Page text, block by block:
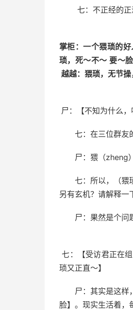
七：不正经的
掌柜：一个猥琐的
琐，死～不～ 要～
越越：猥琐，无节
尸：【不知为什么
七：在三位群友
尸：猥（zheng
七：所以，（猥
另有玄机？请解释一
尸：果然是个问
七：【受访君正在
琐又正直～】
尸：其实是这样
脸】。现实生活着，